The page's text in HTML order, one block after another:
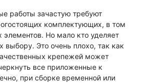
работы зачастую требуют
комплектующих, в том
Но мало кто уделяет
выбору. Это очень плохо, так как
крепежей может
все приложенные к
при сборке временной или